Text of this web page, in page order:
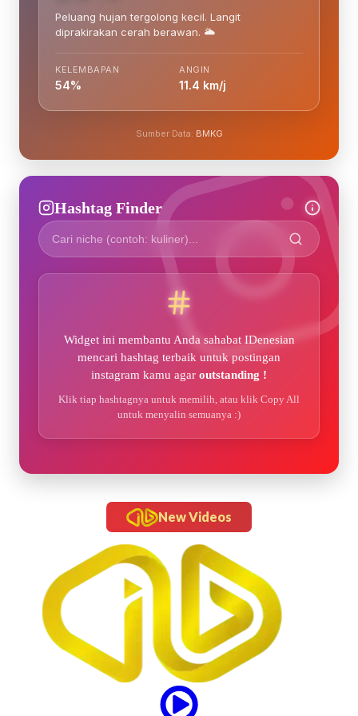
Peluang hujan tergolong kecil. Langit
diprakirakan cerah berawan. 🌥️
KELEMBAPAN
54%
ANGIN
11.4 km/j
Sumber Data: BMKG
Hashtag Finder
Widget ini membantu Anda sahabat IDenesian
mencari hashtag terbaik untuk postingan
instagram kamu agar outstanding !
Klik tiap hashtagnya untuk memilih, atau klik Copy All
untuk menyalin semuanya :)
New Videos